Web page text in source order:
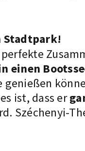
Stadtpark!
perfekte
einen
ist, dass er
Széchenyi-